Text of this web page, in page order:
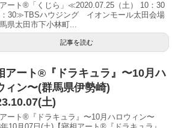
ート®「くじら」≪2020.07.25（土） 10：30
：30≫TBSハウジング イオンモール太田会場
馬県太田市下小林町...
記事を読む
アート®︎『ドラキュラ』〜10月ハ
ィン〜(群馬県伊勢崎)
土)
ート®『ドラキュラ』〜10月ハロウィン〜